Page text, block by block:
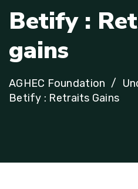
Betify : Ret
gains
AGHEC Foundation
Betify : Retraits Gains